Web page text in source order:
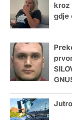
kroz
gdje